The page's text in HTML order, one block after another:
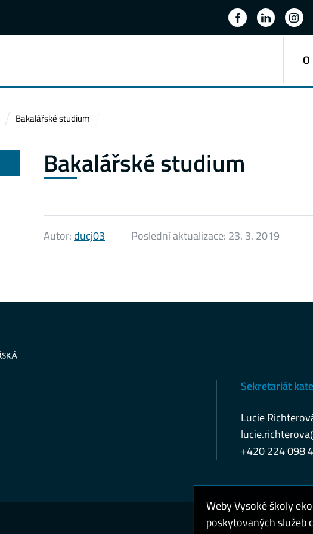
Bakalářské studium
Bakalářské studium
Autor: ducj03 Poslední aktualizace: 23. 3. 2019
Sekretariát
Lucie
+420 224 098
Weby Vysoké školy
poskytovaných služeb